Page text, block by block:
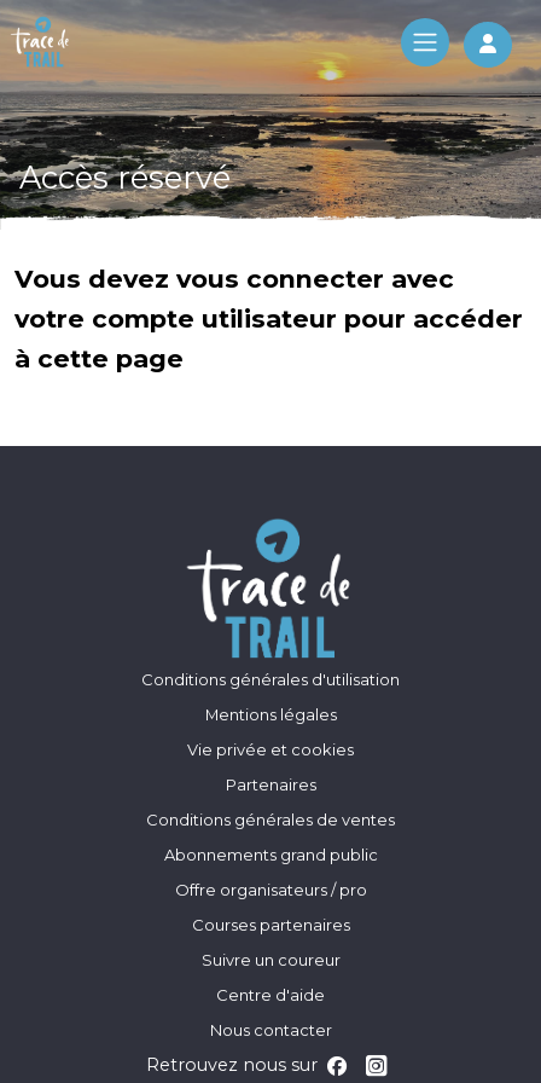
Log
Accès réservé
Vous devez vous connecter avec
votre compte utilisateur pour accéder
à cette page
Conditions générales d'utilisation
Mentions légales
Vie privée et cookies
Partenaires
Conditions générales de ventes
Abonnements grand public
Offre organisateurs / pro
Courses partenaires
Suivre un coureur
Centre d'aide
Nous contacter
Retrouvez nous sur